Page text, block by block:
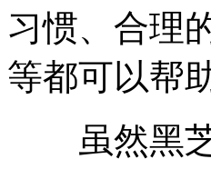
习惯、合理
等都可以帮
虽然黑芝